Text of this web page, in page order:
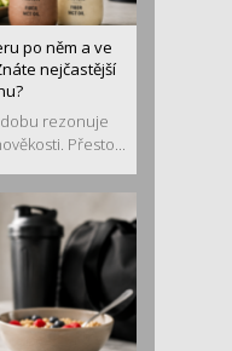
po něm a ve
nejčastější
rezonuje
Přesto...